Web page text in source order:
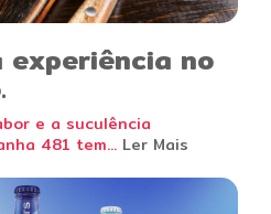
experiência no
e a suculência
481 tem... Ler Mais